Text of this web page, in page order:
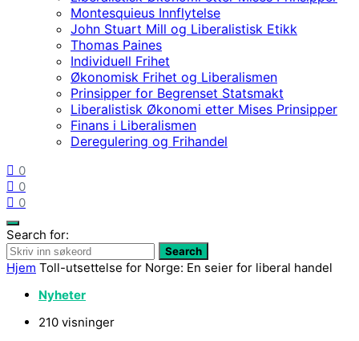
Montesquieus Innflytelse
John Stuart Mill og Liberalistisk Etikk
Thomas Paines
Individuell Frihet
Økonomisk Frihet og Liberalismen
Prinsipper for Begrenset Statsmakt
Liberalistisk Økonomi etter Mises Prinsipper
Finans i Liberalismen
Deregulering og Frihandel
0
0
0
Search for:
Search
Hjem Toll-utsettelse for Norge: En seier for liberal handel
Nyheter
210 visninger